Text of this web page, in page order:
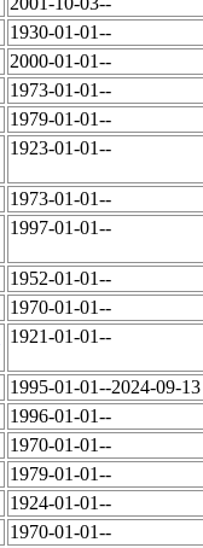
1930-01-01--
2000-01-01--
1973-01-01--
1979-01-01--
1923-01-01--
1973-01-01--
1997-01-01--
1952-01-01--
1970-01-01--
1921-01-01--
1995-01-01--2024-09-13
1996-01-01--
1970-01-01--
1979-01-01--
1924-01-01--
1970-01-01--